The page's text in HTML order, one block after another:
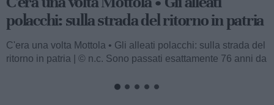
musicale: quando arriva è giorno di festa
C'era una volta Mottola • La banda musicale: quando arriva
è giorno di festa | © n.c. Il popolo ha amato le bande
musicali, e un...